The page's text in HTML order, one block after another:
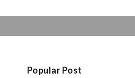
Popular Post